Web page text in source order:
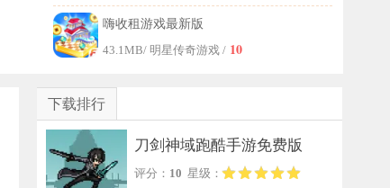
嗨收租游戏最新版
43.1MB/ 明星传奇游戏 / 10
下载排行
刀剑神域跑酷手游免费版
评分： 10 星级：